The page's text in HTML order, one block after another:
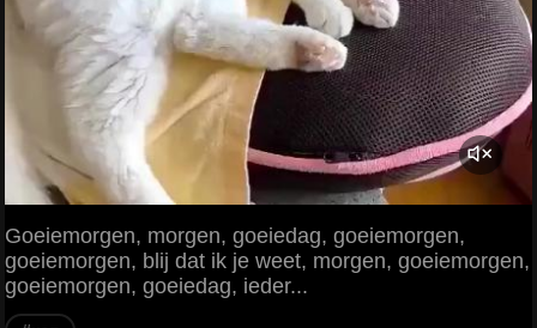
Goeiemorgen, morgen, goeiedag, goeiemorgen,
goeiemorgen, blij dat ik je weet, morgen, goeiemorgen,
goeiemorgen, goeiedag, ieder...